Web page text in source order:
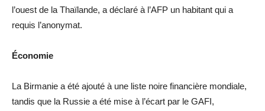
l’ouest de la Thaïlande, a déclaré à l’AFP un habitant qui a
requis l’anonymat.
Économie
La Birmanie a été ajouté à une liste noire financière mondiale,
tandis que la Russie a été mise à l’écart par le GAFI,